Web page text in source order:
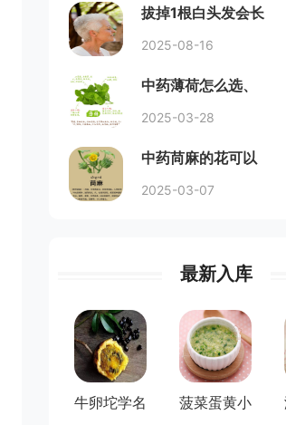
拔掉1根白头发会长
10根...
2025-08-16
中药薄荷怎么选、
怎么看保...
2025-03-28
中药苘麻的花可以
做什么美...
2025-03-07
最新入库
牛卵坨学名
菠菜蛋黄小